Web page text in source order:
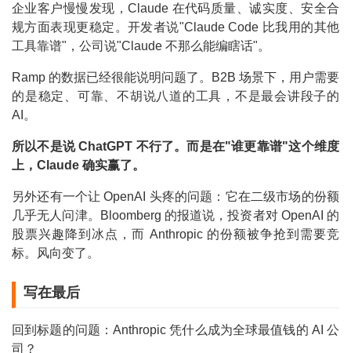
企业客户慢慢发现，Claude 在代码质量、诚实度、安全合
规方面表现更稳定。开发者说"Claude Code 比我用的其他
工具靠谱"，公司说"Claude 不那么能编瞎话"。
Ramp 的数据已经很能说明问题了。B2B 场景下，用户需要
的是稳定、可靠、不胡说八道的工具，不是最会讲段子的
AI。
所以不是说 ChatGPT 不行了。而是在"谁更靠谱"这个维度
上，Claude 确实赢了。
另外还有一个让 OpenAI 头疼的问题：它在二级市场的份额
几乎无人问津。Bloomberg 的报道说，投资者对 OpenAI 的
股票兴趣降到冰点，而 Anthropic 的份额被争抢到需要竞
标。风向变了。
写在最后
回到标题的问题：Anthropic 凭什么成为全球最值钱的 AI 公
司？